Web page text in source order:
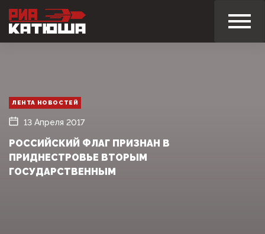
ЛЕНТА НОВОСТЕЙ
13 Апреля 2017
РОССИЙСКИЙ ФЛАГ ПРИЗНАН В
ПРИДНЕСТРОВЬЕ ВТОРЫМ
ГОСУДАРСТВЕННЫМ